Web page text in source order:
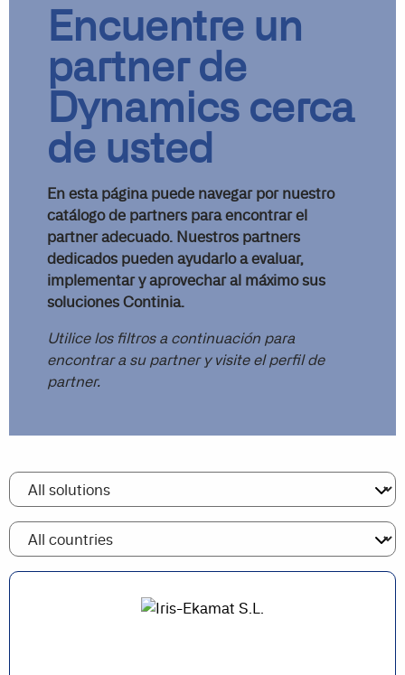
Encuentre un
partner de
Dynamics cerca
de usted
En esta página puede navegar por nuestro
catálogo de partners para encontrar el
partner adecuado. Nuestros partners
dedicados pueden ayudarlo a evaluar,
implementar y aprovechar al máximo sus
soluciones Continia.
Utilice los filtros a continuación para
encontrar a su partner y visite el perfil de
partner.